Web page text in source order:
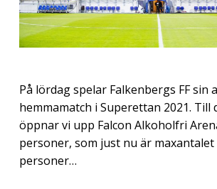
På lördag spelar Falkenbergs FF sin
hemmamatch i Superettan 2021. Till
öppnar vi upp Falcon Alkoholfri
personer, som just nu är
personer…